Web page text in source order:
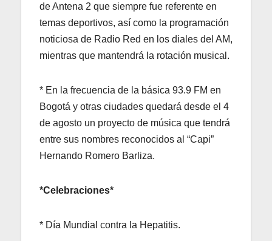
de Antena 2 que siempre fue referente en
temas deportivos, así como la programación
noticiosa de Radio Red en los diales del AM,
mientras que mantendrá la rotación musical.
* En la frecuencia de la básica 93.9 FM en
Bogotá y otras ciudades quedará desde el 4
de agosto un proyecto de música que tendrá
entre sus nombres reconocidos al “Capi”
Hernando Romero Barliza.
*Celebraciones*
* Día Mundial contra la Hepatitis.